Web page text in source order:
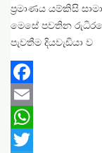
ප‍්‍රමාණය යම්කිසි
මෙසේ පවතින
පැවතීම දියවැඩියා ව
Facebook
Email
WhatsApp